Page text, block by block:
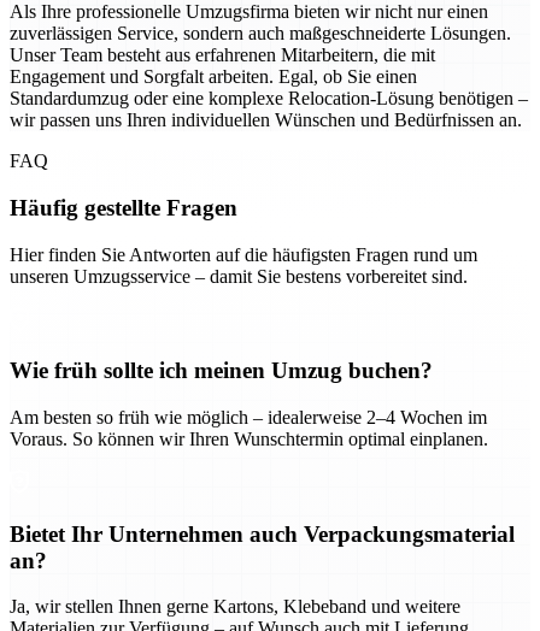
Als Ihre professionelle Umzugsfirma bieten wir nicht nur einen
zuverlässigen Service, sondern auch maßgeschneiderte Lösungen.
Unser Team besteht aus erfahrenen Mitarbeitern, die mit
Engagement und Sorgfalt arbeiten. Egal, ob Sie einen
Standardumzug oder eine komplexe Relocation-Lösung benötigen –
wir passen uns Ihren individuellen Wünschen und Bedürfnissen an.
FAQ
Häufig gestellte Fragen
Hier finden Sie Antworten auf die häufigsten Fragen rund um
unseren Umzugsservice – damit Sie bestens vorbereitet sind.
Wie früh sollte ich meinen Umzug buchen?
Am besten so früh wie möglich – idealerweise 2–4 Wochen im
Voraus. So können wir Ihren Wunschtermin optimal einplanen.
Bietet Ihr Unternehmen auch Verpackungsmaterial
an?
Ja, wir stellen Ihnen gerne Kartons, Klebeband und weitere